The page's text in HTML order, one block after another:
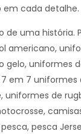
em cada detalhe.
de uma história.
americano,
gelo, uniformes
em 7 uniformes
uniformes de
pesca